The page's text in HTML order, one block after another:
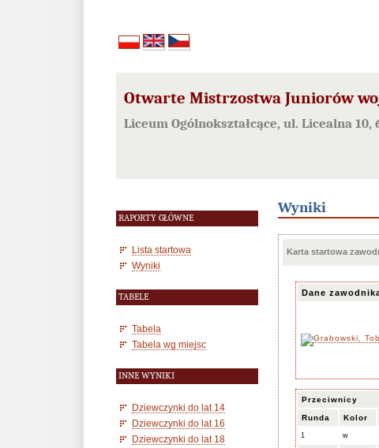
Otwarte Mistrzostwa Juniorów
Liceum Ogólnokształcące, ul. Licealna 10,
RAPORTY GŁÓWNE
Lista startowa
Wyniki
TABELE
Tabela
Tabela wg miejsc
INNE WYNIKI
Dziewczynki do lat 14
Dziewczynki do lat 16
Dziewczynki do lat 18
Wyniki
Karta startowa
Dane
Przeciwnicy
Runda Kolor
1 w